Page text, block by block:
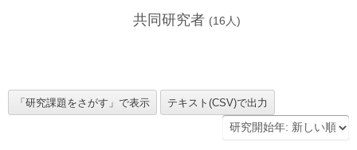
共同研究者 (16 人)